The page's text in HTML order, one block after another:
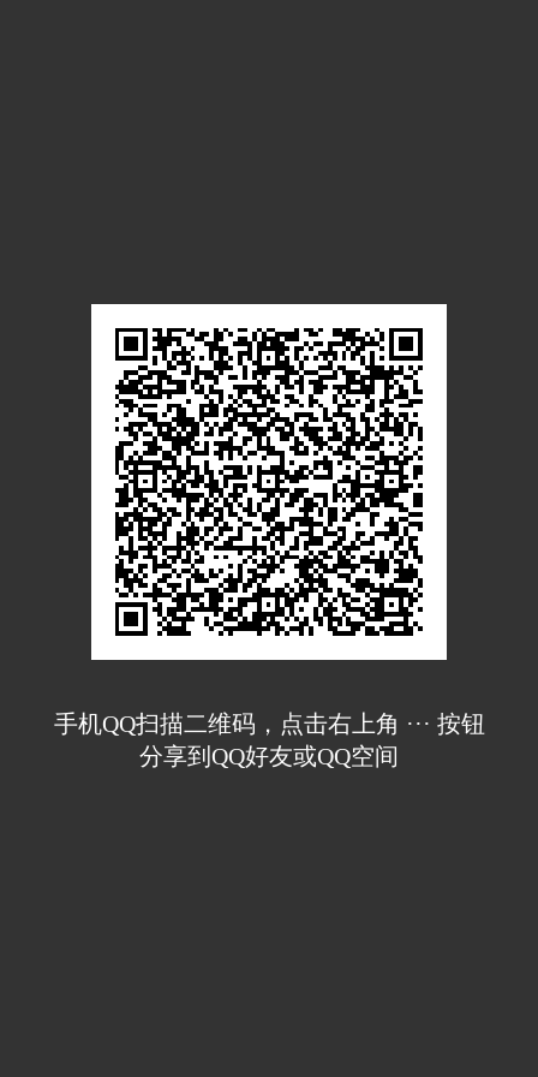
手机QQ扫描二维码，点击右上角 ··· 按钮
分享到QQ好友或QQ空间